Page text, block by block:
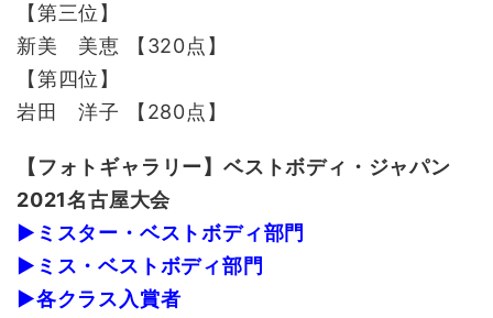
【第三位】
新美 美恵 【320点】
【第四位】
岩田 洋子 【280点】
【フォトギャラリー】ベストボディ・ジャパン
2021名古屋大会
▶ミスター・ベストボディ部門
▶ミス・ベストボディ部門
▶各クラス入賞者